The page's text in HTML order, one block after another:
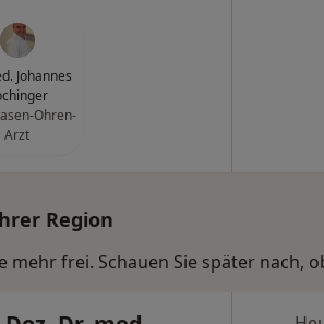
Johannes
Ohren-
Arzt
Region
frei. Schauen Sie später nach,